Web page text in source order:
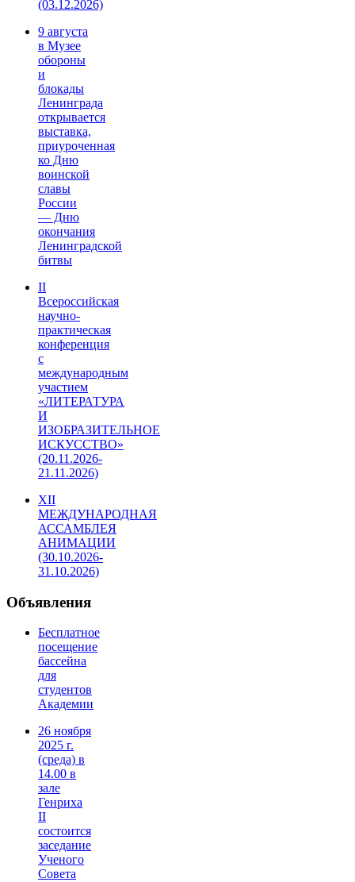
(03.12.2026)
9 августа
в Музее
обороны
и
блокады
Ленинграда
открывается
выставка,
приуроченная
ко Дню
воинской
славы
России
— Дню
окончания
Ленинградской
битвы
II
Всероссийская
научно-
практическая
конференция
с
международным
участием
«ЛИТЕРАТУРА
И
ИЗОБРАЗИТЕЛЬНОЕ
ИСКУССТВО»
(20.11.2026-
21.11.2026)
XII
МЕЖДУНАРОДНАЯ
АССАМБЛЕЯ
АНИМАЦИИ
(30.10.2026-
31.10.2026)
Объявления
Бесплатное
посещение
бассейна
для
студентов
Академии
26 ноября
2025 г.
(среда) в
14.00 в
зале
Генриха
II
состоится
заседание
Ученого
Совета